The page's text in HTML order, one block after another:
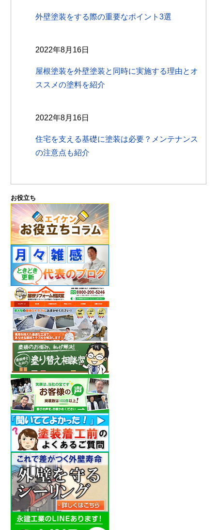
外壁塗装をする際の重要なポイント3選
2022年8月16日
屋根塗装を外壁塗装と同時に実施する理由とオ
ススメの塗料を紹介
2022年8月16日
住宅を支える基礎に塗装は必要？メンテナンス
の注意点も紹介
お役立ち